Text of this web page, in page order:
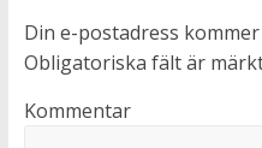
Din e-postadress
Obligatoriska fält är
Kommentar